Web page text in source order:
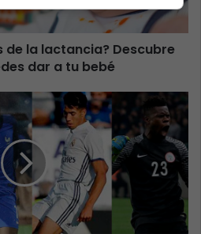
de la lactancia? Descubre
dar a tu bebé